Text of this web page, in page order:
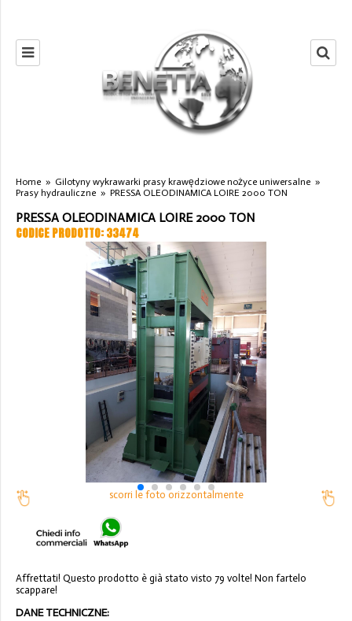
Home » Gilotyny wykrawarki prasy krawędziowe nożyce uniwersalne »
Prasy hydrauliczne » PRESSA OLEODINAMICA LOIRE 2000 TON
PRESSA OLEODINAMICA LOIRE 2000 TON
CODICE PRODOTTO: 33474
scorri le foto orizzontalmente
Affrettati! Questo prodotto è già stato visto 79 volte! Non fartelo
scappare!
DANE TECHNICZNE: